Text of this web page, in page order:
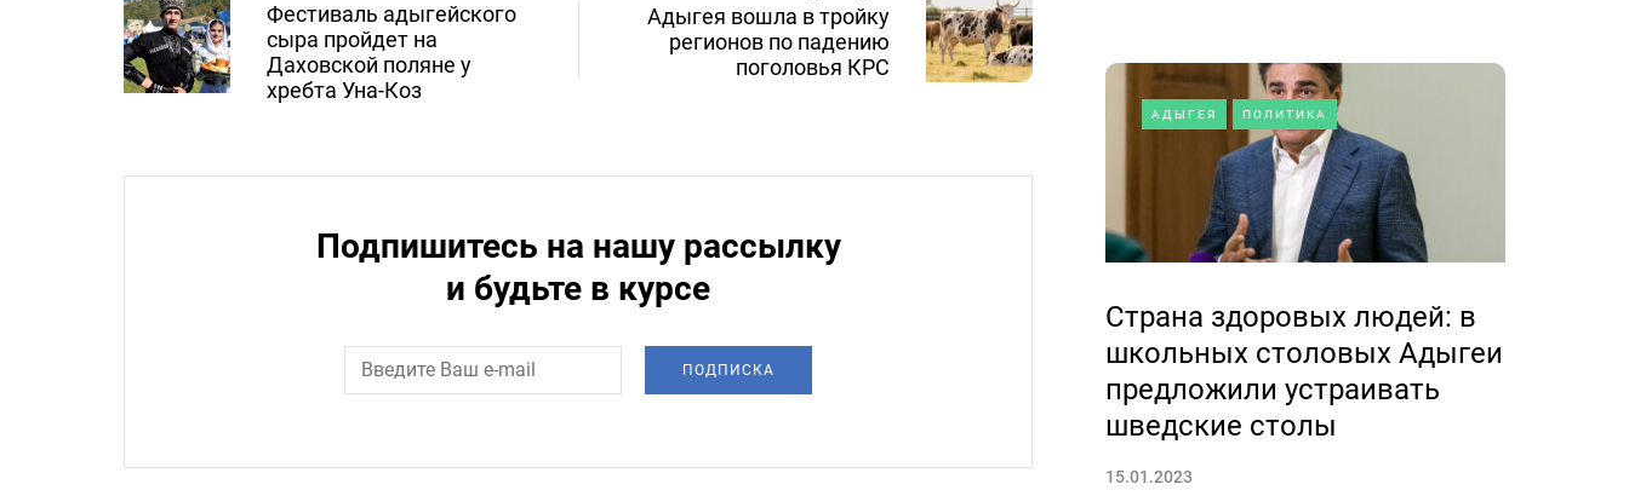
Фестиваль адыгейского
сыра пройдет на
Даховской поляне у
хребта Уна-Коз
Адыгея вошла в тройку
регионов по падению
поголовья КРС
Подпишитесь на нашу рассылку
и будьте в курсе
ПОДПИСКА
АДЫГЕЯ ПОЛИТИКА
Страна здоровых людей: в
школьных столовых Адыгеи
предложили устраивать
шведские столы
15.01.2023